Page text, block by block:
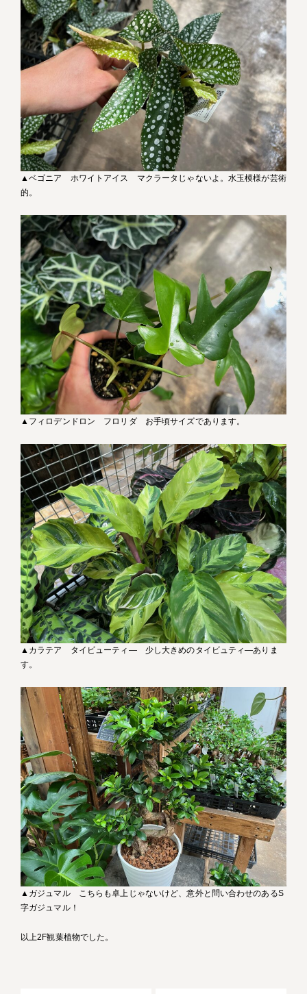
▲ベゴニア ホワイトアイス マクラータじゃないよ。水玉模様が芸術
的。
▲フィロデンドロン フロリダ お手頃サイズであります。
▲カラテア タイビューティ― 少し大きめのタイビュティ―ありま
す。
▲ガジュマル こちらも卓上じゃないけど、意外と問い合わせのあるS
字ガジュマル！
以上2F観葉植物でした。